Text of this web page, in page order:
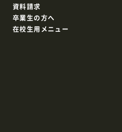
資料請求
卒業生の方へ
在校生用メニュー